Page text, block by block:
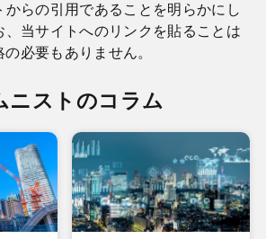
からの引用であることを明らかにし
、当サイトへのリンクを貼ることは
必要もありません。
ニストのコラム